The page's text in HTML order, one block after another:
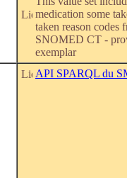
medication some
taken reason codes
SNOMED CT -
exemplar
API SPARQL du